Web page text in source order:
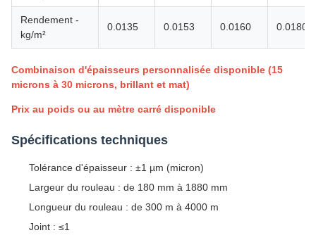
Rendement -
kg/m²
0.0135 0.0153 0.0160 0.0180
Combinaison d'épaisseurs personnalisée disponible (15
microns à 30 microns, brillant et mat)
Prix au poids ou au mètre carré disponible
Spécifications techniques
Tolérance d'épaisseur : ±1 µm (micron)
Largeur du rouleau : de 180 mm à 1880 mm
Longueur du rouleau : de 300 m à 4000 m
Joint : ≤1